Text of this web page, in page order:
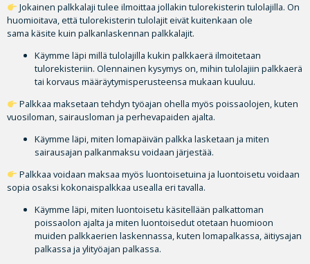
Jokainen palkkalaji tulee ilmoittaa jollakin tulorekisterin tulolajilla. On
huomioitava, että tulorekisterin tulolajit eivät kuitenkaan ole
sama käsite kuin palkanlaskennan palkkalajit.
Käymme läpi millä tulolajilla kukin palkkaerä ilmoitetaan
tulorekisteriin. Olennainen kysymys on, mihin tulolajiin palkkaerä
tai korvaus määräytymisperusteensa mukaan kuuluu.
Palkkaa maksetaan tehdyn työajan ohella myös poissaolojen, kuten
vuosiloman, sairausloman ja perhevapaiden ajalta.
Käymme läpi, miten lomapäivän palkka lasketaan ja miten
sairausajan palkanmaksu voidaan järjestää.
Palkkaa voidaan maksaa myös luontoisetuina ja luontoisetu voidaan
sopia osaksi kokonaispalkkaa usealla eri tavalla.
Käymme läpi, miten luontoisetu käsitellään palkattoman
poissaolon ajalta ja miten luontoisedut otetaan huomioon
muiden palkkaerien laskennassa, kuten lomapalkassa, äitiysajan
palkassa ja ylityöajan palkassa.